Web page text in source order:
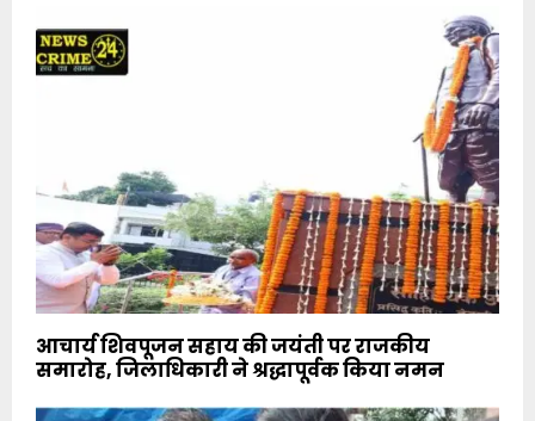
आचार्य शिवपूजन सहाय की जयंती पर राजकीय
समारोह, जिलाधिकारी ने श्रद्धापूर्वक किया नमन